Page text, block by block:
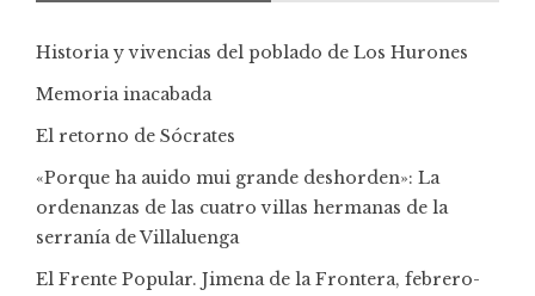
Historia y vivencias del poblado de Los Hurones
Memoria inacabada
El retorno de Sócrates
«Porque ha auido mui grande deshorden»: La
ordenanzas de las cuatro villas hermanas de la
serranía de Villaluenga
El Frente Popular. Jimena de la Frontera, febrero-